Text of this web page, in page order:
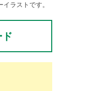
ラストです。